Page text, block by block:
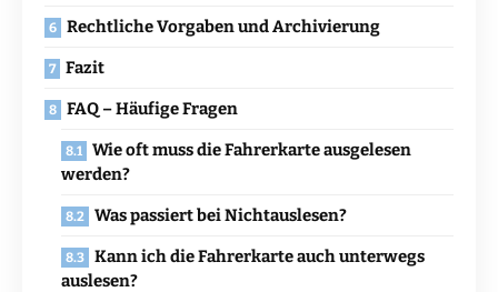
Rechtliche Vorgaben und Archivierung
Fazit
FAQ – Häufige Fragen
Wie oft muss die Fahrerkarte ausgelesen
werden?
Was passiert bei Nichtauslesen?
Kann ich die Fahrerkarte auch unterwegs
auslesen?